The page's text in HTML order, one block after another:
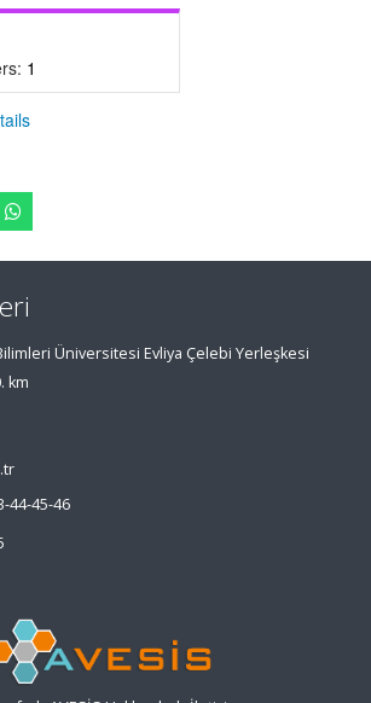
1
Üniversitesi Evliya Çelebi Yerleşkesi
km
44-45-46